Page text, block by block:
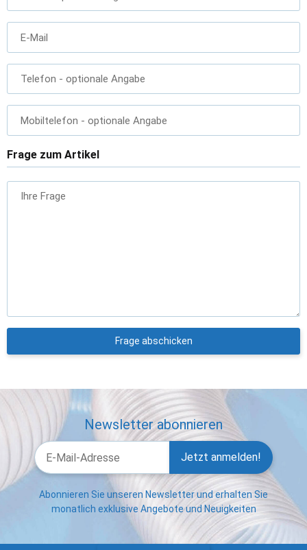
E-Mail
Telefon - optionale Angabe
Mobiltelefon - optionale Angabe
Frage zum Artikel
Ihre Frage
Frage abschicken
Newsletter abonnieren
Jetzt anmelden!
Abonnieren Sie unseren Newsletter und erhalten Sie
monatlich exklusive Angebote und Neuigkeiten